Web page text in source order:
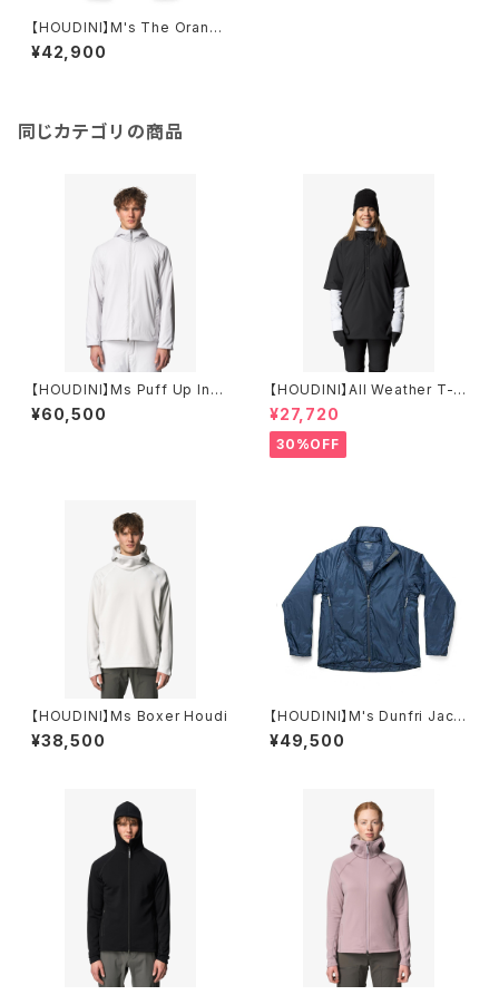
【HOUDINI】M's The Orange
Pants
¥42,900
同じカテゴリの商品
【HOUDINI】Ms Puff Up Insu
lated Houdi
¥60,500
【HOUDINI】All Weather T-N
eck （UNISEX）
¥27,720
30%OFF
【HOUDINI】Ms Boxer Houdi
¥38,500
【HOUDINI】M's Dunfri Jack
et
¥49,500